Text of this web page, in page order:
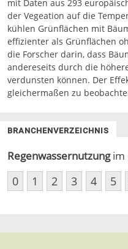
mit Daten aus 293
der Vegeation auf die
kühlen Grünflächen mit
effizienter als Grünflächen
die Forscher darin, dass
andereseits durch die
verdunsten können. Der
gleichermaßen zu
BRANCHENVERZEICHNIS
Regenwassernutzungim
0 1 2 3 4 5